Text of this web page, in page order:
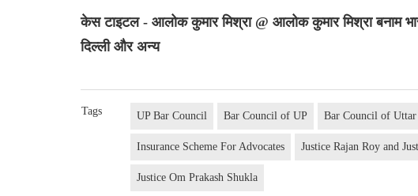
केस टाइटल - आलोक कुमार मिश्रा @ आलोक कुमार मिश्रा बनाम
दिल्ली और अन्य
Tags UP Bar Council Bar Council of UP Bar Council of Uttar
Insurance Scheme For Advocates Justice Rajan Roy and
Justice Om Prakash Shukla